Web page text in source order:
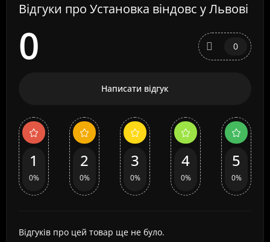
Відгуки про Установка віндовс у Львові
0 0
Написати відгук
1
0%
2
0%
3
0%
4
0%
5
0%
Відгуків про цей товар ще не було.